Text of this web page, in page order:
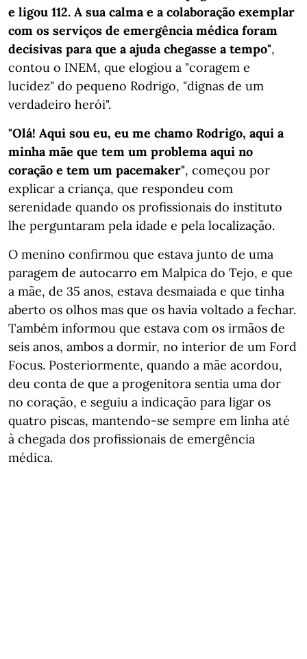
e ligou 112. A sua calma e a colaboração exemplar
com os serviços de emergência médica foram
decisivas para que a ajuda chegasse a tempo",
contou o INEM, que elogiou a "coragem e
lucidez" do pequeno Rodrigo, "dignas de um
verdadeiro herói".
"Olá! Aqui sou eu, eu me chamo Rodrigo, aqui a
minha mãe que tem um problema aqui no
coração e tem um pacemaker", começou por
explicar a criança, que respondeu com
serenidade quando os profissionais do instituto
lhe perguntaram pela idade e pela localização.
O menino confirmou que estava junto de uma
paragem de autocarro em Malpica do Tejo, e que
a mãe, de 35 anos, estava desmaiada e que tinha
aberto os olhos mas que os havia voltado a fechar.
Também informou que estava com os irmãos de
seis anos, ambos a dormir, no interior de um Ford
Focus. Posteriormente, quando a mãe acordou,
deu conta de que a progenitora sentia uma dor
no coração, e seguiu a indicação para ligar os
quatro piscas, mantendo-se sempre em linha até
à chegada dos profissionais de emergência
médica.